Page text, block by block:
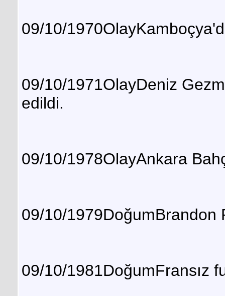
09/10/
09/10/1971OlayDeniz
edildi.
09/10/1978OlayAnkara
09/10/1979DoğumBrandon
09/10/1981DoğumFransız